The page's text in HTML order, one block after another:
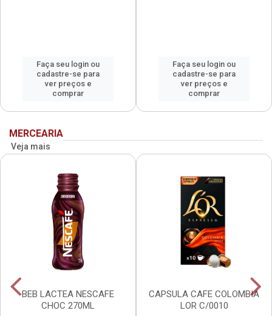
Faça seu login ou
cadastre-se para
ver preços e
comprar
Faça seu login ou
cadastre-se para
ver preços e
comprar
MERCEARIA
Veja mais
BEB LACTEA NESCAFE
CHOC 270ML
CAPSULA CAFE COLOMBIA
LOR C/0010